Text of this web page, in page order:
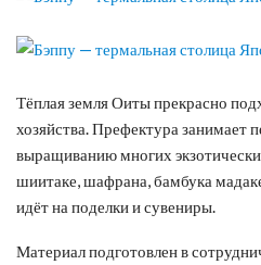
Тёплая земля Оиты прекрасно
хозяйства. Префектура занимает
выращиванию многих
шиитаке, шафрана, бамбука
идёт на поделки и сувениры.
Материал подготовлен в